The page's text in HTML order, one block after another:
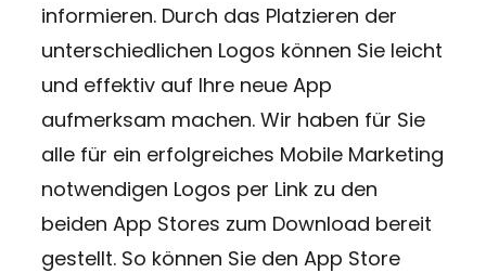
informieren. Durch das Platzieren der
unterschiedlichen Logos können Sie leicht
und effektiv auf Ihre neue App
aufmerksam machen. Wir haben für Sie
alle für ein erfolgreiches Mobile Marketing
notwendigen Logos per Link zu den
beiden App Stores zum Download bereit
gestellt. So können Sie den App Store